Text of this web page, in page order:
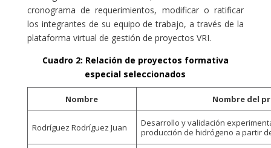
cronograma de requerimientos, modificar o ratificar
los integrantes de su equipo de trabajo, a través de la
plataforma virtual de gestión de proyectos VRI.
Cuadro 2: Relación de proyectos formativa
especial seleccionados
Nombre Nombre del
Rodríguez Rodríguez Juan
Desarrollo y validación
producción de hidrógeno a partir